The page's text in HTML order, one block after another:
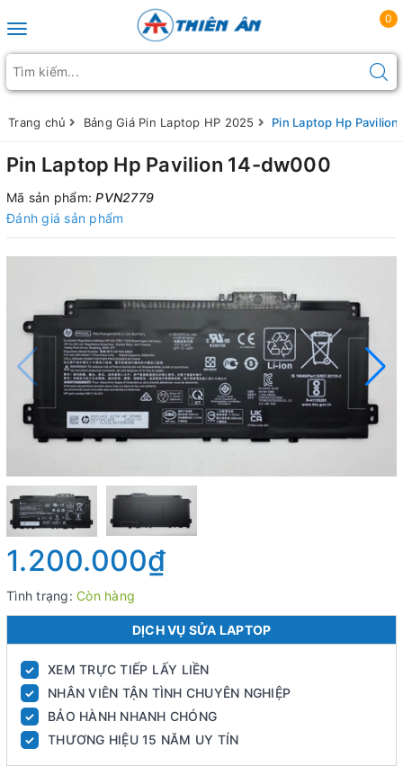
Toggle navigation
0
Trang chủ Bảng Giá Pin Laptop HP 2025 Pin Laptop Hp
Pin Laptop Hp Pavilion 14-dw000
Mã sản phẩm:PVN2779
Đánh giá sản phẩm
1.200.000₫
Tình trạng: Còn hàng
DỊCH VỤ SỬA LAPTOP
✓ XEM TRỰC TIẾP LẤY LIỀN
✓ NHÂN VIÊN TẬN TÌNH CHUYÊN NGHIỆP
✓ BẢO HÀNH NHANH CHÓNG
✓ THƯƠNG HIỆU 15 NĂM UY TÍN